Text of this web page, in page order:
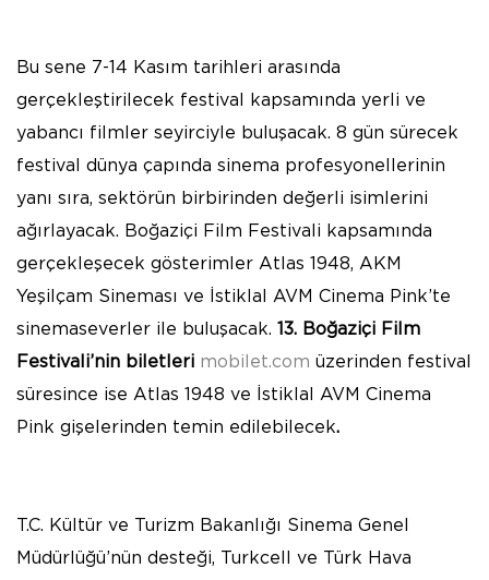
Bu sene 7-14 Kasım tarihleri arasında
gerçekleştirilecek festival kapsamında yerli ve
yabancı filmler seyirciyle buluşacak. 8 gün sürecek
festival dünya çapında sinema profesyonellerinin
yanı sıra, sektörün birbirinden değerli isimlerini
ağırlayacak. Boğaziçi Film Festivali kapsamında
gerçekleşecek gösterimler Atlas 1948, AKM
Yeşilçam Sineması ve İstiklal AVM Cinema Pink’te
sinemaseverler ile buluşacak. 13. Boğaziçi Film
Festivali’nin biletleri mobilet.com üzerinden festival
süresince ise Atlas 1948 ve İstiklal AVM Cinema
Pink gişelerinden temin edilebilecek.
T.C. Kültür ve Turizm Bakanlığı Sinema Genel
Müdürlüğü’nün desteği, Turkcell ve Türk Hava